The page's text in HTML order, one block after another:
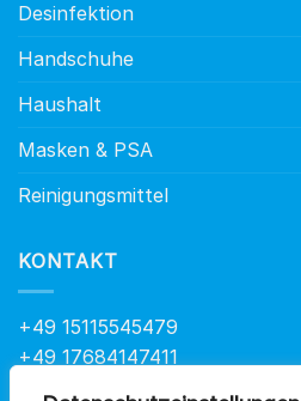
Desinfektion
Handschuhe
Haushalt
Masken & PSA
Reinigungsmittel
KONTAKT
+49 15115545479
+49 17684147411